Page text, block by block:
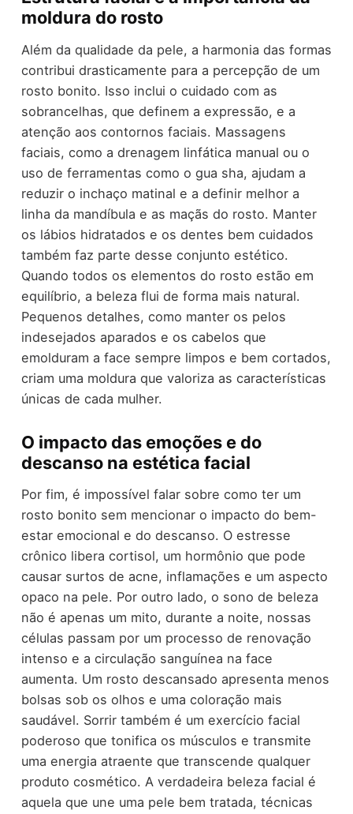
moldura do rosto
Além da qualidade da pele, a harmonia das formas
contribui drasticamente para a percepção de um
rosto bonito. Isso inclui o cuidado com as
sobrancelhas, que definem a expressão, e a
atenção aos contornos faciais. Massagens
faciais, como a drenagem linfática manual ou o
uso de ferramentas como o gua sha, ajudam a
reduzir o inchaço matinal e a definir melhor a
linha da mandíbula e as maçãs do rosto. Manter
os lábios hidratados e os dentes bem cuidados
também faz parte desse conjunto estético.
Quando todos os elementos do rosto estão em
equilíbrio, a beleza flui de forma mais natural.
Pequenos detalhes, como manter os pelos
indesejados aparados e os cabelos que
emolduram a face sempre limpos e bem cortados,
criam uma moldura que valoriza as características
únicas de cada mulher.
O impacto das emoções e do
descanso na estética facial
Por fim, é impossível falar sobre como ter um
rosto bonito sem mencionar o impacto do bem-
estar emocional e do descanso. O estresse
crônico libera cortisol, um hormônio que pode
causar surtos de acne, inflamações e um aspecto
opaco na pele. Por outro lado, o sono de beleza
não é apenas um mito, durante a noite, nossas
células passam por um processo de renovação
intenso e a circulação sanguínea na face
aumenta. Um rosto descansado apresenta menos
bolsas sob os olhos e uma coloração mais
saudável. Sorrir também é um exercício facial
poderoso que tonifica os músculos e transmite
uma energia atraente que transcende qualquer
produto cosmético. A verdadeira beleza facial é
aquela que une uma pele bem tratada, técnicas